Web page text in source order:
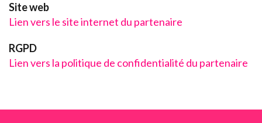
Site web
Lien vers le site internet du partenaire
RGPD
Lien vers la politique de confidentialité du partenaire